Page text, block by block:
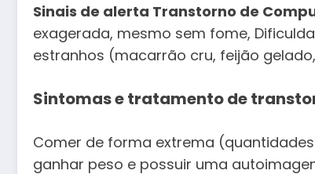
Sinais de alerta Transtorno de
exagerada, mesmo sem fome,
estranhos (macarrão cru, feijão
Sintomas e tratamento de
Comer de forma extrema
ganhar peso e possuir uma